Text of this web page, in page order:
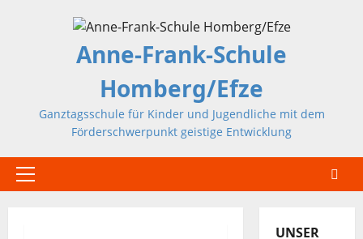
Anne-Frank-Schule
Homberg/Efze
Ganztagsschule für Kinder und Jugendliche mit dem
Förderschwerpunkt geistige Entwicklung
Primäres
UNSER